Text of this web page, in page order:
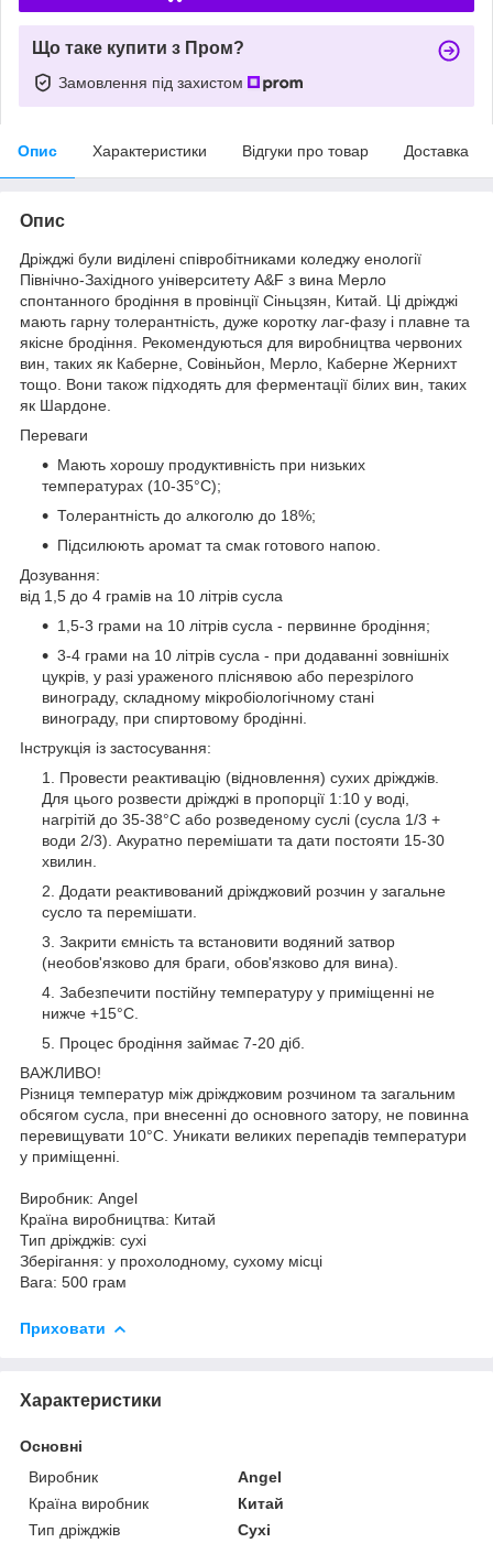
Що таке купити з Пром?
Замовлення під захистом
Опис Характеристики Відгуки про товар Доставка
Опис
​Дріжджі були виділені співробітниками коледжу енології
Північно-Західного університету A&F з вина Мерло
спонтанного бродіння в провінції Сіньцзян, Китай. Ці дріжджі
мають гарну толерантність, дуже коротку лаг-фазу і плавне та
якісне бродіння. Рекомендуються для виробництва червоних
вин, таких як Каберне, Совіньйон, Мерло, Каберне Жернихт
тощо. Вони також підходять для ферментації білих вин, таких
як Шардоне.
Переваги
Мають хорошу продуктивність при низьких
температурах (10-35°C)​;
Толерантність до алкоголю до 18%;
Підсилюють аромат та смак готового напою.
Дозування:
від 1,5 до 4 грамів на 10 літрів сусла
1,5-3 грами на 10 літрів сусла - первинне бродіння;
3-4 грами на 10 літрів сусла - при додаванні зовнішніх
цукрів, у разі ураженого пліснявою або перезрілого
винограду, складному мікробіологічному стані
винограду, при спиртовому бродінні.
Інструкція із застосування:
Провести реактивацію (відновлення) сухих дріжджів.
Для цього розвести дріжджі в пропорції 1:10 у воді,
нагрітій до 35-38°C або розведеному суслі (сусла 1/3 +
води 2/3). Акуратно перемішати та дати постояти 15-30
хвилин.
Додати реактивований дріжджовий розчин у загальне
сусло та перемішати.
Закрити ємність та встановити водяний затвор
(необов'язково для браги, обов'язково для вина).
Забезпечити постійну температуру у приміщенні не
нижче +15°C.
Процес бродіння займає 7-20 діб.
ВАЖЛИВО!
Різниця температур між дріжджовим розчином та загальним
обсягом сусла, при внесенні до основного затору, не повинна
перевищувати 10°C. Уникати великих перепадів температури
у приміщенні.
Виробник: Angel
Країна виробництва: Китай
Тип дріжджів: сухі
Зберігання: у прохолодному, сухому місці
Вага: 500 грам
Приховати
Характеристики
Основні
Виробник
Angel
Країна виробник
Китай
Тип дріжджів
Сухі